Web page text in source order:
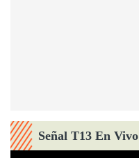
Señal T13 En Vivo